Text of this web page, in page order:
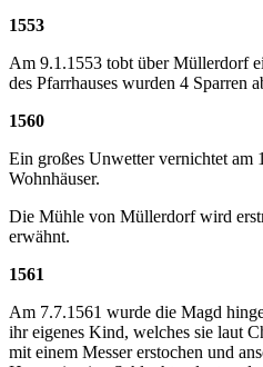
1553
Am 9.1.1553 tobt über Müllerdorf
des Pfarrhauses wurden 4 Sparren
1560
Ein großes Unwetter vernichtet am
Wohnhäuser.
Die Mühle von Müllerdorf wird
erwähnt.
1561
Am 7.7.1561 wurde die Magd
ihr eigenes Kind, welches sie laut
mit einem Messer erstochen und